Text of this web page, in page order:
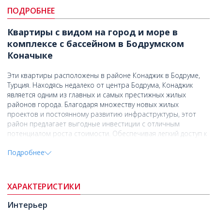
ПОДРОБНЕЕ
Квартиры с видом на город и море в
комплексе с бассейном в Бодрумском
Коначыке
Эти квартиры расположены в районе Конаджик в Бодруме,
Турция. Находясь недалеко от центра Бодрума, Конаджик
является одним из главных и самых престижных жилых
районов города. Благодаря множеству новых жилых
проектов и постоянному развитию инфраструктуры, этот
район предлагает выгодные инвестиции с отличным
потенциалом роста стоимости. Обеспечивая легкий доступ к
всему Бодруму, этот район идеально подходит как для
общей площадью земельного участка 5 801 кв. м. Проект из
предлагая варианты с 1 и 2 спальнями, а также
Подробнее
ХАРАКТЕРИСТИКИ
Интерьер